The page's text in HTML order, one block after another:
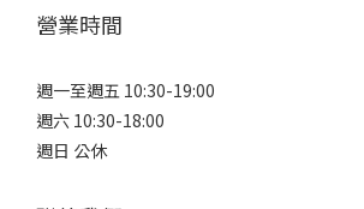
營業時間
週一至週五 10:30-19:00
週六 10:30-18:00
週日 公休